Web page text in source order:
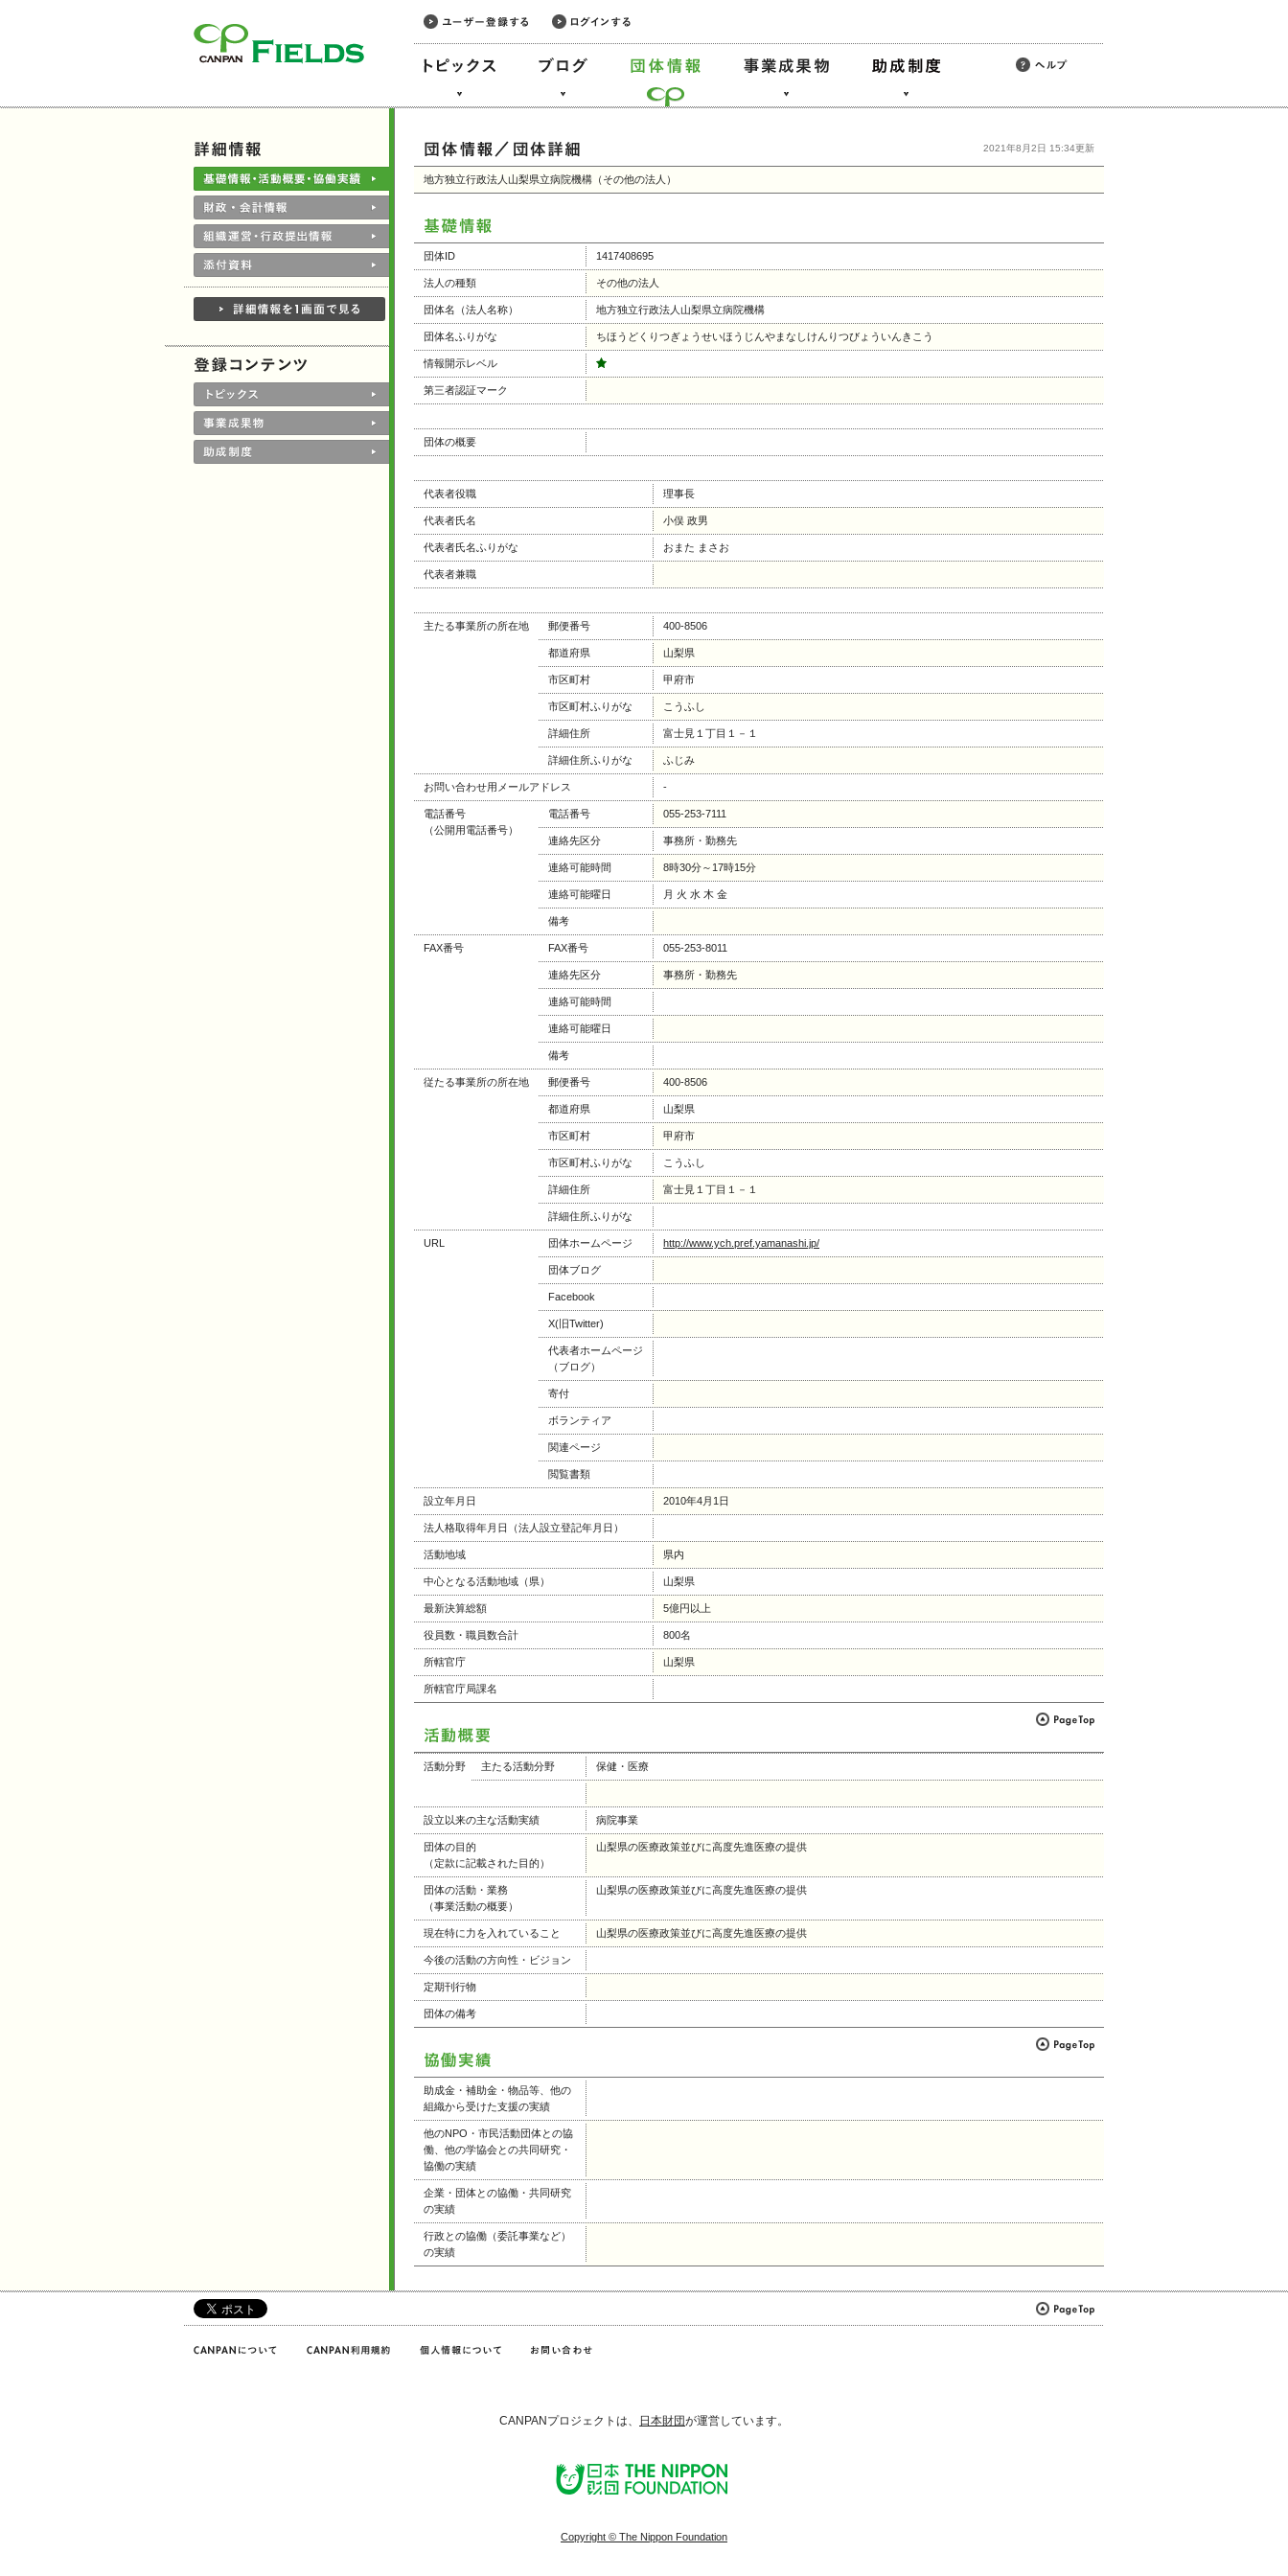
2021年8月2日 15:34更新
地方独立行政法人山梨県立病院機構（その他の法人）
団体ID 1417408695
法人の種類 その他の法人
団体名（法人名称） 地方独立行政法人山梨県立病院機構
団体名ふりがな ちほうどくりつぎょうせいほうじんやまなしけんりつびょういんきこう
情報開示レベル
第三者認証マーク
団体の概要
代表者役職 理事長
代表者氏名 小俣 政男
代表者氏名ふりがな おまた まさお
代表者兼職
主たる事業所の所在地 郵便番号 400-8506
都道府県 山梨県
市区町村 甲府市
市区町村ふりがな こうふし
詳細住所 富士見１丁目１－１
詳細住所ふりがな ふじみ
お問い合わせ用メールアドレス -
電話番号
（公開用電話番号）
電話番号 055-253-7111
連絡先区分 事務所・勤務先
連絡可能時間 8時30分～17時15分
連絡可能曜日 月 火 水 木 金
備考
FAX番号 FAX番号 055-253-8011
連絡先区分 事務所・勤務先
連絡可能時間
連絡可能曜日
備考
従たる事業所の所在地 郵便番号 400-8506
都道府県 山梨県
市区町村 甲府市
市区町村ふりがな こうふし
詳細住所 富士見１丁目１－１
詳細住所ふりがな
URL 団体ホームページ http://www.ych.pref.yamanashi.jp/
団体ブログ
Facebook
X(旧Twitter)
代表者ホームページ
（ブログ）
寄付
ボランティア
関連ページ
閲覧書類
設立年月日 2010年4月1日
法人格取得年月日（法人設立登記年月日）
活動地域 県内
中心となる活動地域（県） 山梨県
最新決算総額 5億円以上
役員数・職員数合計 800名
所轄官庁 山梨県
所轄官庁局課名
活動分野 主たる活動分野 保健・医療
設立以来の主な活動実績 病院事業
団体の目的
（定款に記載された目的）
山梨県の医療政策並びに高度先進医療の提供
団体の活動・業務
（事業活動の概要）
山梨県の医療政策並びに高度先進医療の提供
現在特に力を入れていること 山梨県の医療政策並びに高度先進医療の提供
今後の活動の方向性・ビジョン
定期刊行物
団体の備考
助成金・補助金・物品等、他の
組織から受けた支援の実績
他のNPO・市民活動団体との協
働、他の学協会との共同研究・
協働の実績
企業・団体との協働・共同研究
の実績
行政との協働（委託事業など）
の実績
CANPANプロジェクトは、 日本財団が運営しています。
Copyright © The Nippon Foundation